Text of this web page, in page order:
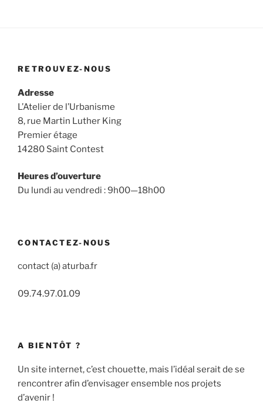
RETROUVEZ-NOUS
Adresse
L’Atelier de l’Urbanisme
8, rue Martin Luther King
Premier étage
14280 Saint Contest
Heures d’ouverture
Du lundi au vendredi : 9h00—18h00
CONTACTEZ-NOUS
contact (a) aturba.fr
09.74.97.01.09
A BIENTÔT ?
Un site internet, c’est chouette, mais l’idéal serait de se
rencontrer afin d’envisager ensemble nos projets
d’avenir !